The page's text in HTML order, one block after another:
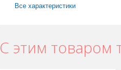
Все характеристики
С этим товаром